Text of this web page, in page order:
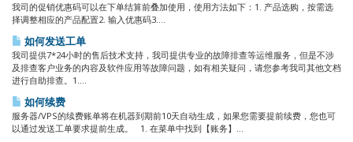
我司的促销优惠码可以在下单结算前叠加使用，使用方法如下：1. 产品选购，按需选
择调整相应的产品配置2. 输入优惠码3....
如何发送工单
我司提供7*24小时的售后技术支持，我司提供专业的故障排查等运维服务，但是不涉
及排查客户业务的内容及软件应用等故障问题，如有相关疑问，请您参考我司其他文档
进行自助排查。1....
如何续费
服务器/VPS的续费账单将在机器到期前10天自动生成，如果您需要提前续费，您也可
以通过发送工单要求提前生成。 1. 在菜单中找到【账务】...